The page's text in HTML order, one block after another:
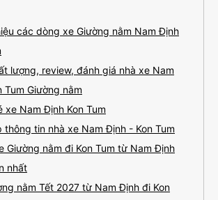
các dòng xe Giường nằm Nam Định
lượng, review, đánh giá nhà xe Nam
Tum Giường nằm
xe Nam Định Kon Tum
thông tin nhà xe Nam Định - Kon Tum
Giường nằm đi Kon Tum từ Nam Định
nhất
nằm Tết 2027 từ Nam Định đi Kon